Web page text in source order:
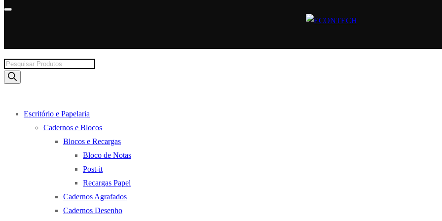
Products
search
Escritório e Papelaria
Cadernos e Blocos
Blocos e Recargas
Bloco de Notas
Post-it
Recargas Papel
Cadernos Agrafados
Cadernos Desenho